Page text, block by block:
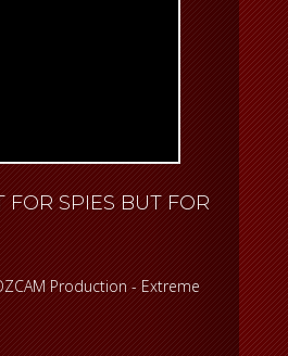
FOR SPIES BUT FOR
Production - Extreme